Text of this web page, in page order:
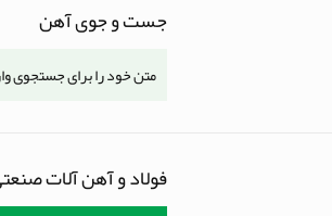
جست و جوی آهن
فولاد و آهن آلات